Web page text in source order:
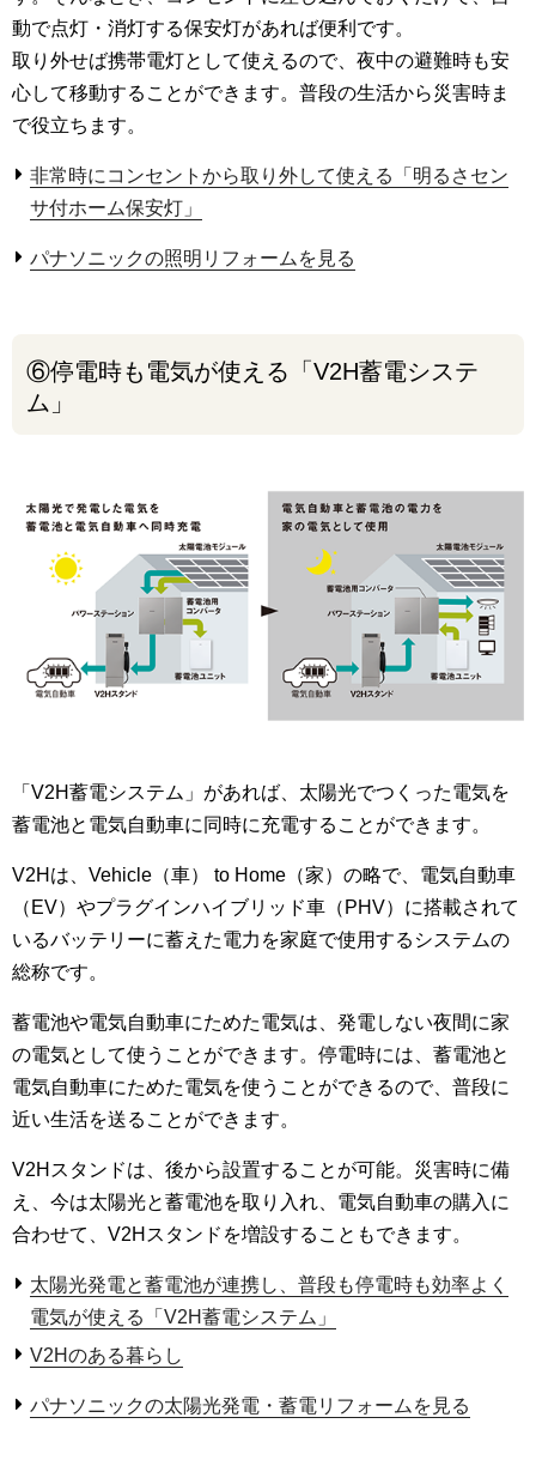
動で点灯・消灯する保安灯があれば便利です。
取り外せば携帯電灯として使えるので、夜中の避難時も安
心して移動することができます。普段の生活から災害時ま
で役立ちます。
非常時にコンセントから取り外して使える「明るさセン
サ付ホーム保安灯」
パナソニックの照明リフォームを見る
⑥停電時も電気が使える「V2H蓄電システ
ム」
「V2H蓄電システム」があれば、太陽光でつくった電気を
蓄電池と電気自動車に同時に充電することができます。
V2Hは、Vehicle（車） to Home（家）の略で、電気自動車
（EV）やプラグインハイブリッド車（PHV）に搭載されて
いるバッテリーに蓄えた電力を家庭で使用するシステムの
総称です。
蓄電池や電気自動車にためた電気は、発電しない夜間に家
の電気として使うことができます。停電時には、蓄電池と
電気自動車にためた電気を使うことができるので、普段に
近い生活を送ることができます。
V2Hスタンドは、後から設置することが可能。災害時に備
え、今は太陽光と蓄電池を取り入れ、電気自動車の購入に
合わせて、V2Hスタンドを増設することもできます。
太陽光発電と蓄電池が連携し、普段も停電時も効率よく
電気が使える「V2H蓄電システム」
V2Hのある暮らし
パナソニックの太陽光発電・蓄電リフォームを見る